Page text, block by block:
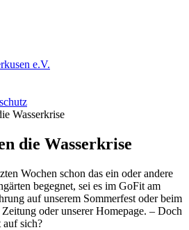
e.V.
Wasserkrise
die Wasserkrise
Wochen schon das ein oder andere
begegnet, sei es im GoFit am
auf unserem Sommerfest oder beim
oder unserer Homepage. – Doch
auf sich?